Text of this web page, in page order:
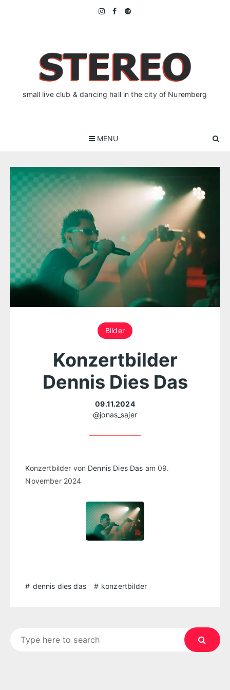
small live club & dancing hall in the city of Nuremberg
MENU
Bilder
Konzertbilder
Dennis Dies Das
09.11.2024
@jonas_sajer
Konzertbilder von Dennis Dies Das am 09.
November 2024
dennis dies das konzertbilder